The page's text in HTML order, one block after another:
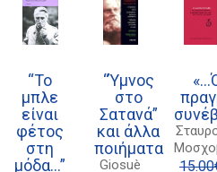
“Το
μπλε
είναι
φέτος
στη
μόδα…”
“Ύμνος
στο
Σατανά”
και άλλα
ποιήματα
Giosuè
15.00